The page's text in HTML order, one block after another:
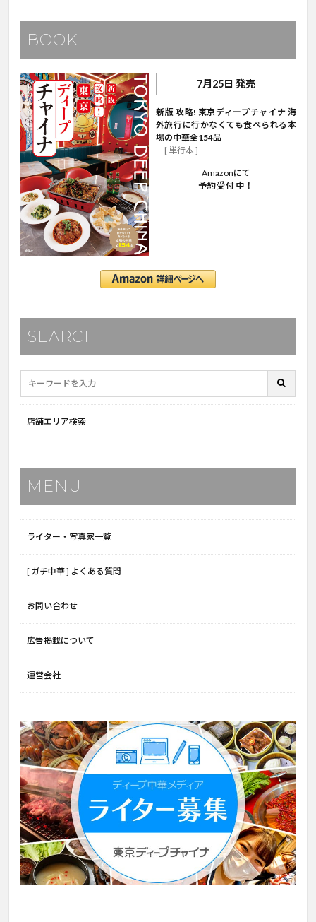
BOOK
7月25日 発売
新版 攻略! 東京ディープチャイナ 海
外旅行に行かなくても食べられる本
場の中華全154品
[ 単行本 ]
Amazonにて
予約受付中！
SEARCH
店舗エリア検索
MENU
ライター・写真家一覧
[ ガチ中華 ] よくある質問
お問い合わせ
広告掲載について
運営会社